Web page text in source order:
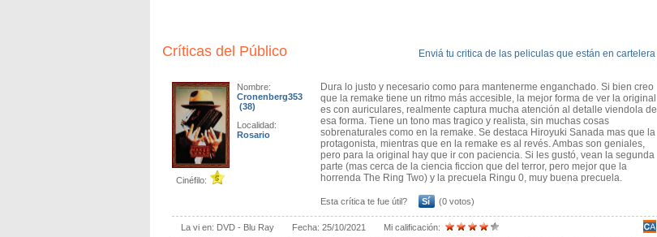
Enviá tu critica de las peliculas que están en cartelera
Críticas del Público
Cinéfilo:
Nombre:
Cronenberg353
(38)
Localidad:
Rosario
Dura lo justo y necesario como para mantenerme enganchado. Si bien creo
que la remake tiene un ritmo más accesible, la mejor forma de ver la original
es con auriculares, realmente captura mucha atención al detalle viendola de
esa forma. Tiene un tono mas tragico y realista, sin muchas cosas
sobrenaturales como en la remake. Se destaca Hiroyuki Sanada mas que la
protagonista, mientras que en la remake es al revés. Ambas son geniales,
pero para la original hay que ir con paciencia. Si les gustó, vean la segunda
parte (mas cerca de la ciencia ficcion que del terror, pero mejor que la
horrenda The Ring Two) y la precuela Ringu 0, muy buena precuela.
Esta crítica te fue útil? Sí (0 votos)
La vi en: DVD - Blu Ray Fecha:25/10/2021 Mi calificación: